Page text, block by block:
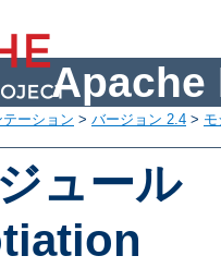
Apache
テーション > バージョン 2.4 >
ュール